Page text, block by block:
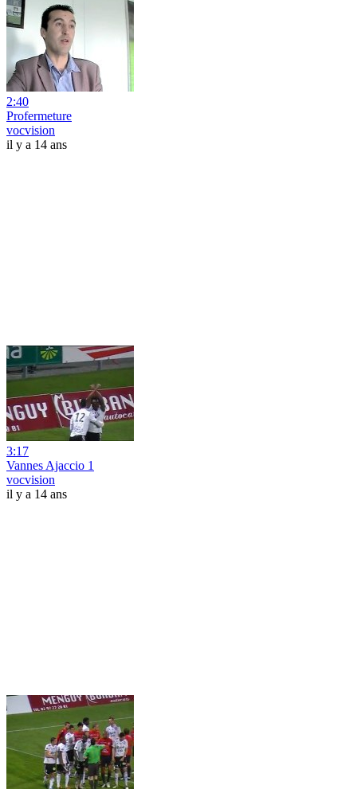
2:40
Profermeture
vocvision
il y a 14 ans
3:17
Vannes Ajaccio 1
vocvision
il y a 14 ans